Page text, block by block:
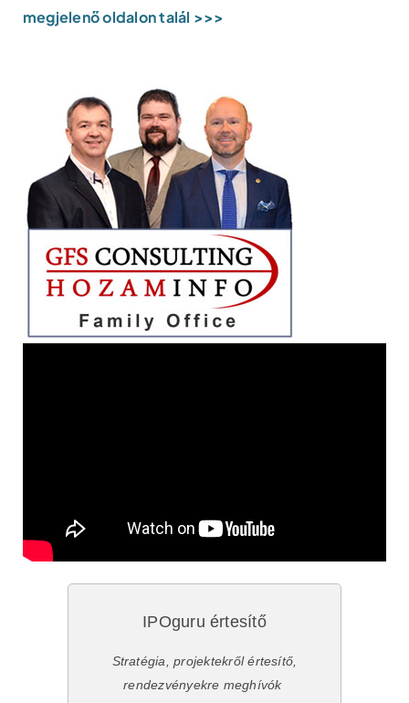
megjelenő oldalon talál >>>
IPOguru értesítő
Stratégia, projektekről értesítő,
rendezvényekre meghívók